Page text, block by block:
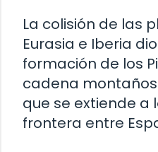
La colisión de las
Eurasia e Iberia
formación de los
cadena
que se extiende a
frontera entre